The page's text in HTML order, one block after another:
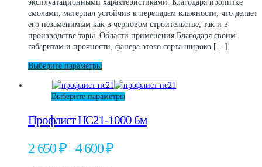
странице
товара.
100 ₽
эксплуатационными характеристиками. Благодаря пропитке
смолами, материал устойчив к перепадам влажности, что делает
его незаменимым как в черновом строительстве, так и в
производстве тары. Области применения Благодаря своим
габаритам и прочности, фанера этого сорта широко […]
Выберите параметрыЭтот
имеет
несколько
Опции
выбрать
на
Выберите параметрыЭтот
имеет
несколько
Профлист НС21-1000 6м
2 650₽ – 4 600₽Диапазон